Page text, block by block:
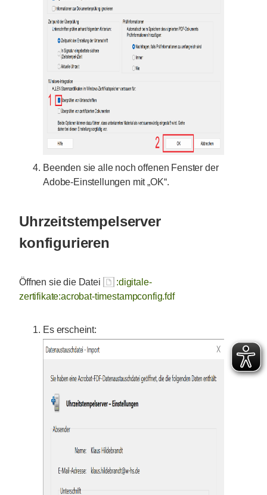
Beenden sie alle noch offenen Fenster der
Adobe-Einstellungen mit „OK“.
Uhrzeitstempelserver
konfigurieren
Öffnen sie die Datei
:digitale-
zertifikate:acrobat-timestampconfig.fdf
Es erscheint: